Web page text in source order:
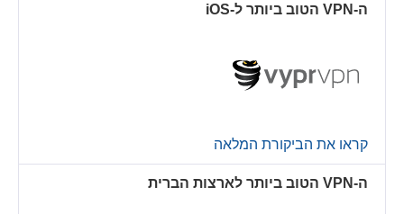
ה-VPN הטוב ביותר ל-iOS
קראו את הביקורת המלאה
ה-VPN הטוב ביותר לארצות הברית